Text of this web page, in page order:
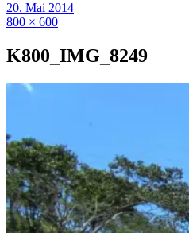
20. Mai 2014
800 × 600
K800_IMG_8249